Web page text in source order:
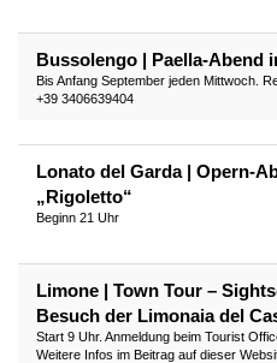
Bussolengo | Paella-Abend
Bis Anfang September jeden Mittwoch.
+39 3406639404
Lonato del Garda | Opern-
„Rigoletto“
Beginn 21 Uhr
Limone | Town Tour –
Besuch der Limonaia del
Start 9 Uhr. Anmeldung beim Tourist
Weitere Infos im Beitrag auf dieser